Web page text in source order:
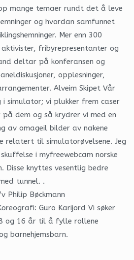
mange temaer rundt det å leve
og hvordan samfunnet
Mer enn 300
fribyrepresentanter og
deltar på konferansen og
opplesninger,
Alveim Skipet Vår
simulator; vi plukker frem caser
på dem og så krydrer vi med en
av omageil bilder av nakene
relatert til simulatorøvelsene. Jeg
i myfreewebcam norske
Disse knyttes vesentlig bedre
tunnel. .
Philip Bøckmann
Guro Karijord Vi søker
og 16 år til å fylle rollene
barnehjemsbarn.